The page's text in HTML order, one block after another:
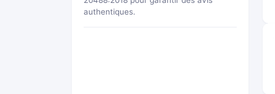
authentiques.